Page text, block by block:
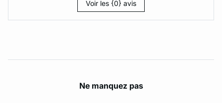
Voir les {0} avis
Ne manquez pas